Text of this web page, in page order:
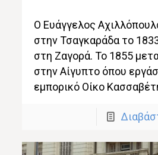
Ο Ευάγγελος
στην Τσαγκαράδα το
στη Ζαγορά. Το 1855
στην Αίγυπτο όπου
εμπορικό Οίκο